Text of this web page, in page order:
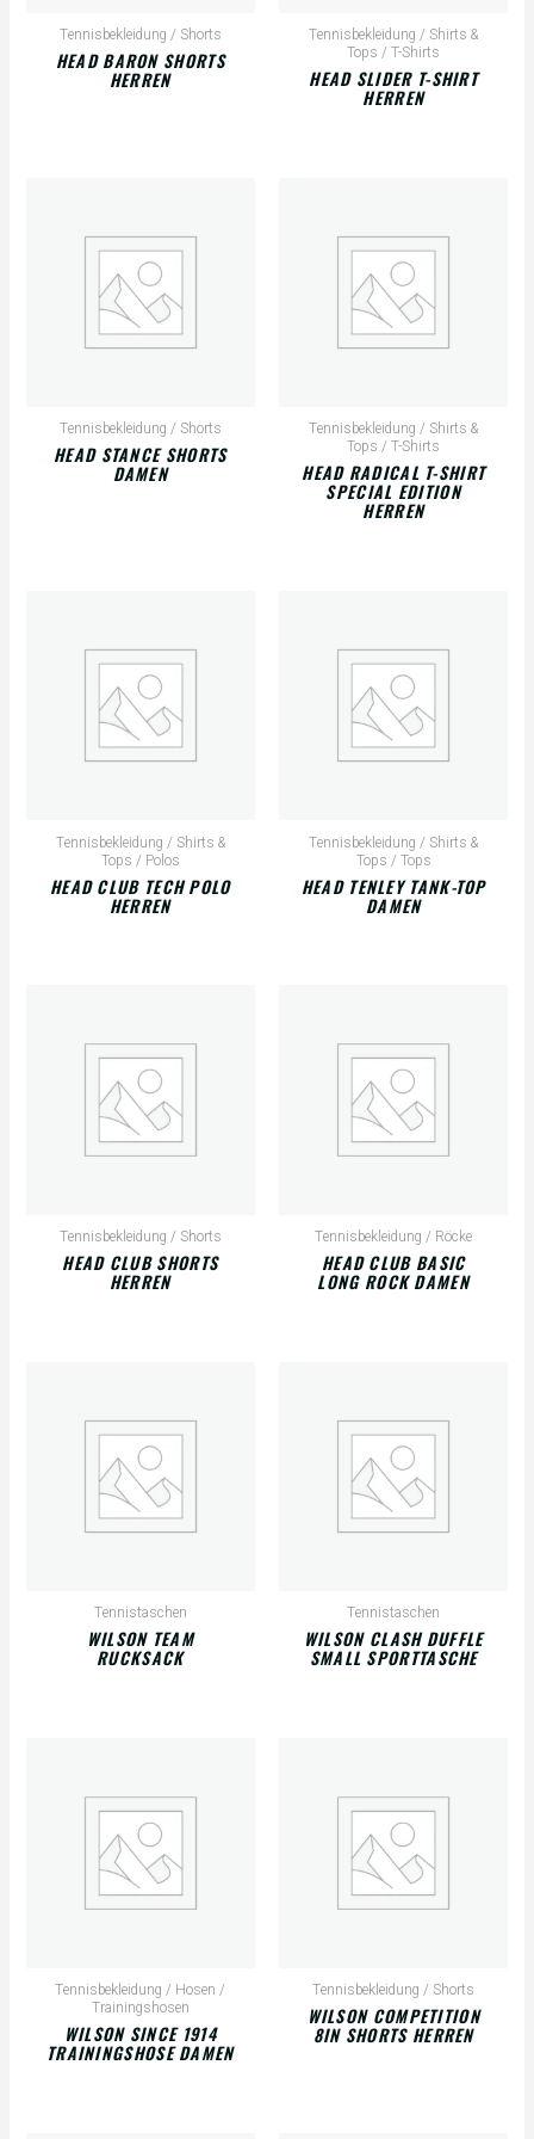
Tennisbekleidung / Shorts
HEAD BARON SHORTS
HERREN
Tennisbekleidung / Shirts &
Tops / T-Shirts
HEAD SLIDER T-SHIRT
HERREN
Tennisbekleidung / Shorts
HEAD STANCE SHORTS
DAMEN
Tennisbekleidung / Shirts &
Tops / T-Shirts
HEAD RADICAL T-SHIRT
SPECIAL EDITION
HERREN
Tennisbekleidung / Shirts &
Tops / Polos
HEAD CLUB TECH POLO
HERREN
Tennisbekleidung / Shirts &
Tops / Tops
HEAD TENLEY TANK-TOP
DAMEN
Tennisbekleidung / Shorts
HEAD CLUB SHORTS
HERREN
Tennisbekleidung / Röcke
HEAD CLUB BASIC
LONG ROCK DAMEN
Tennistaschen
WILSON TEAM
RUCKSACK
Tennistaschen
WILSON CLASH DUFFLE
SMALL SPORTTASCHE
Tennisbekleidung / Hosen /
Trainingshosen
WILSON SINCE 1914
TRAININGSHOSE DAMEN
Tennisbekleidung / Shorts
WILSON COMPETITION
8IN SHORTS HERREN